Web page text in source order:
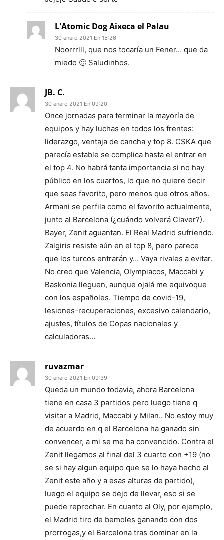
L'Atomic Dog Aixeca el Palau
30 enero 2021 En 15:26
Noorrrlll, que nos tocaría un Fener… que da
miedo 🙂 Saludinhos.
JB. C.
30 enero 2021 En 09:20
Once jornadas para terminar la mayoría de
equipos y hay luchas en todos los frentes:
liderazgo, ventaja de cancha y top 8. CSKA que
parecía estable se complica hasta el entrar en
el top 4. No habrá tanta importancia si no hay
público en los cuartos, lo que no quiere decir
que seas favorito, pero menos que otros años.
Armani se perfila como el favorito actualmente,
junto al Barcelona (¿cuándo volverá Claver?).
Bayer, Zenit aguantan. El Real Madrid sufriendo.
Zalgiris resiste aún en el top 8, pero parece
que los turcos entrarán y… Vaya rivales a evitar.
No creo que Valencia, Olympiacos, Maccabi y
Baskonia lleguen, aunque ojalá me equivoque
con los españoles. Tiempo de covid-19,
lesiones-recuperaciones, excesivo calendario,
ajustes, títulos de Copas nacionales y
calculadoras…
ruvazmar
30 enero 2021 En 09:39
Queda un mundo todavia, ahora Barcelona
tiene en casa 3 partidos pero luego tiene q
visitar a Madrid, Maccabi y Milan.. No estoy muy
de acuerdo en q el Barcelona ha ganado sin
convencer, a mi se me ha convencido. Contra el
Zenit llegamos al final del 3 cuarto con +19 (no
se si hay algun equipo que se lo haya hecho al
Zenit este año y a esas alturas de partido),
luego el equipo se dejo de llevar, eso si se
puede reprochar. En cuanto al Oly, por ejemplo,
el Madrid tiro de bemoles ganando con dos
prorrogas,y el Barcelona tras dominar en la